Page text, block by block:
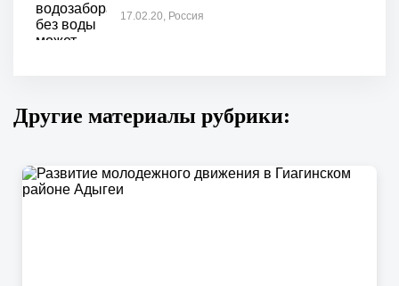
17.02.20, Россия
Другие материалы рубрики: